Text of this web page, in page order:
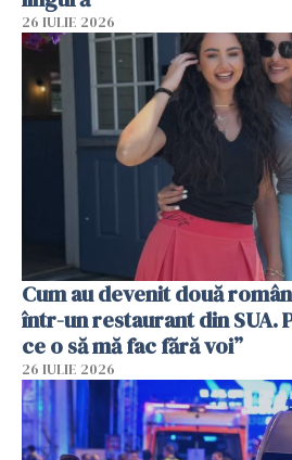
26 IULIE 2026
Cum au devenit două
într-un restaurant din SUA.
ce o să mă fac fără voi”
26 IULIE 2026